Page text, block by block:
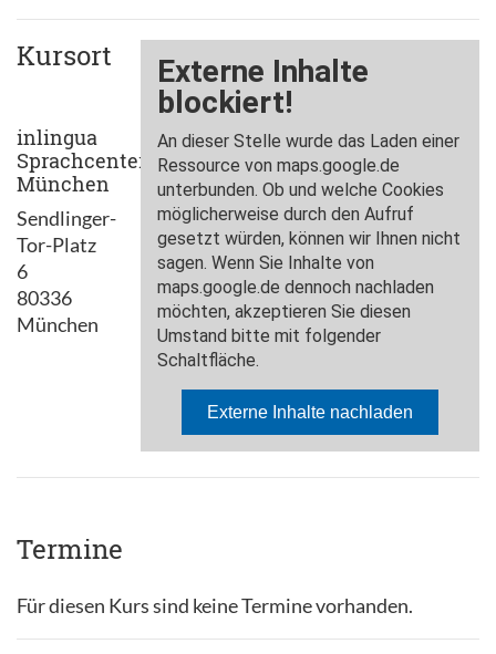
Kursort
inlingua
Sprachcenter
München
Sendlinger-
Tor-Platz
6
80336
München
Termine
Für diesen Kurs sind keine Termine vorhanden.